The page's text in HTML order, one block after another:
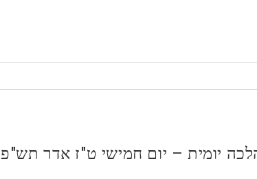
יומית – יום חמישי ט"ז אדר תש"פ